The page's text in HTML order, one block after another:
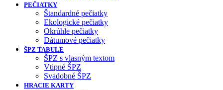
PEČIATKY
Štandardné pečiatky
Ekologické pečiatky
Okrúhle pečiatky
Dátumové pečiatky
ŠPZ TABULE
ŠPZ s vlasným textom
Vtipné ŠPZ
Svadobné ŠPZ
HRACIE KARTY